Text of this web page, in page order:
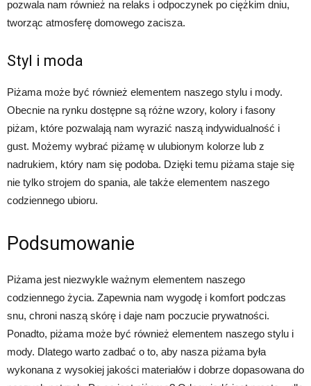
pozwala nam również na relaks i odpoczynek po ciężkim dniu,
tworząc atmosferę domowego zacisza.
Styl i moda
Piżama może być również elementem naszego stylu i mody.
Obecnie na rynku dostępne są różne wzory, kolory i fasony
piżam, które pozwalają nam wyrazić naszą indywidualność i
gust. Możemy wybrać piżamę w ulubionym kolorze lub z
nadrukiem, który nam się podoba. Dzięki temu piżama staje się
nie tylko strojem do spania, ale także elementem naszego
codziennego ubioru.
Podsumowanie
Piżama jest niezwykle ważnym elementem naszego
codziennego życia. Zapewnia nam wygodę i komfort podczas
snu, chroni naszą skórę i daje nam poczucie prywatności.
Ponadto, piżama może być również elementem naszego stylu i
mody. Dlatego warto zadbać o to, aby nasza piżama była
wykonana z wysokiej jakości materiałów i dobrze dopasowana do